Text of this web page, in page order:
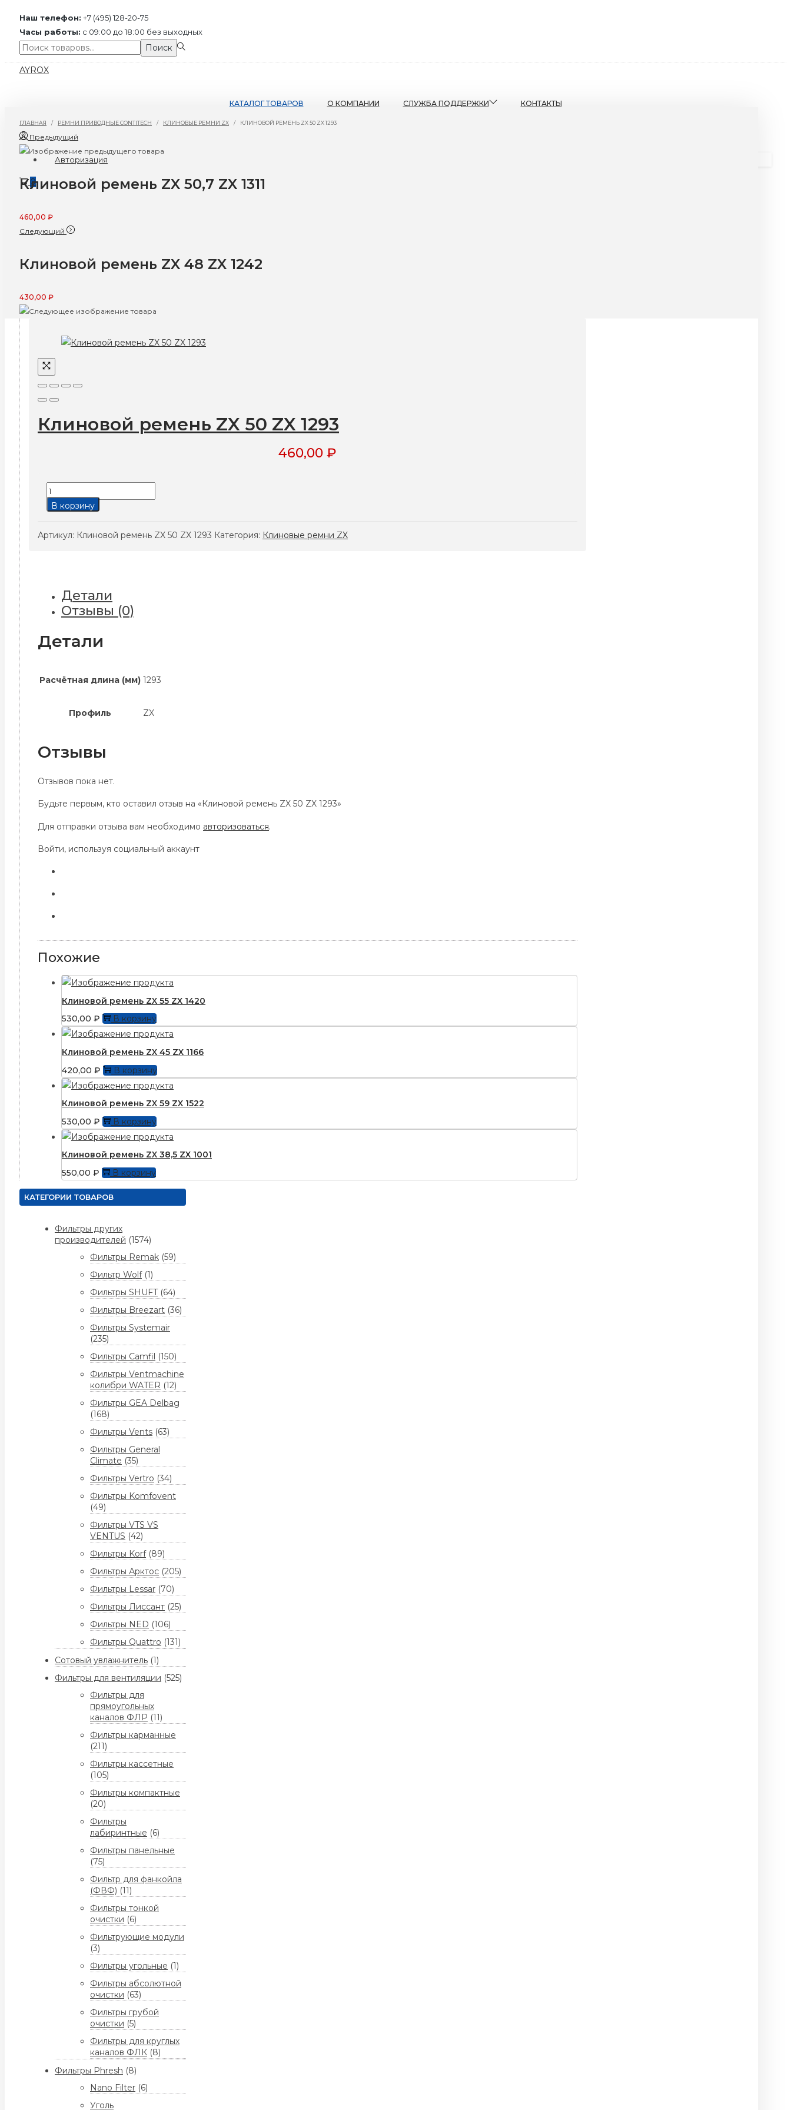
Наш телефон: +7 (495) 128-20-75
Часы работы: с 09:00 до 18:00 без выходных
Поиск:>
Поиск
Перейти
Перейти
AYROX
КАТАЛОГ ТОВАРОВ О КОМПАНИИ СЛУЖБА ПОДДЕРЖКИ КОНТАКТЫ
Авторизация
0
ГЛАВНАЯ / РЕМНИ ПРИВОДНЫЕ CONTITECH / КЛИНОВЫЕ РЕМНИ ZX / КЛИНОВОЙ РЕМЕНЬ ZX 50 ZX 1293
Предыдущий
Клиновой ремень ZX 50,7 ZX 1311
460,00 ₽
Следующий
Клиновой ремень ZX 48 ZX 1242
430,00 ₽
Клиновой ремень ZX 50 ZX 1293
460,00₽
Количество
товара
ремень
В корзину
Артикул: Клиновой ремень ZX 50 ZX 1293 Категория: Клиновые ремни ZX
Детали
Отзывы (0)
Детали
Расчётная длина (мм) 1293
Профиль ZX
Отзывы
Отзывов пока нет.
Будьте первым, кто оставил отзыв на «Клиновой ремень ZX 50 ZX 1293»
Для отправки отзыва вам необходимо авторизоваться.
Войти, используя социальный аккаунт
Похожие
Клиновой ремень ZX 55 ZX 1420
530,00 ₽ В корзину
Клиновой ремень ZX 45 ZX 1166
420,00 ₽ В корзину
Клиновой ремень ZX 59 ZX 1522
530,00 ₽ В корзину
Клиновой ремень ZX 38,5 ZX 1001
550,00 ₽ В корзину
КАТЕГОРИИ ТОВАРОВ
Фильтры других
производителей (1574)
Фильтры Remak (59)
Фильтр Wolf (1)
Фильтры SHUFT (64)
Фильтры Breezart (36)
Фильтры Systemair
(235)
Фильтры Camfil (150)
Фильтры Ventmachine
колибри WATER (12)
Фильтры GEA Delbag
(168)
Фильтры Vents (63)
Фильтры General
Climate (35)
Фильтры Vertro (34)
Фильтры Komfovent
(49)
Фильтры VTS VS
VENTUS (42)
Фильтры Korf (89)
Фильтры Арктос (205)
Фильтры Lessar (70)
Фильтры Лиссант (25)
Фильтры NED (106)
Фильтры Quattro (131)
Сотовый увлажнитель (1)
Фильтры для вентиляции (525)
Фильтры для
прямоугольных
каналов ФЛР (11)
Фильтры карманные
(211)
Фильтры кассетные
(105)
Фильтры компактные
(20)
Фильтры
лабиринтные (6)
Фильтры панельные
(75)
Фильтр для фанкойла
(ФВФ) (11)
Фильтры тонкой
очистки (6)
Фильтрующие модули
(3)
Фильтры угольные (1)
Фильтры абсолютной
очистки (63)
Фильтры грубой
очистки (5)
Фильтры для круглых
каналов ФЛК (8)
Фильтры Phresh (8)
Nano Filter (6)
Уголь